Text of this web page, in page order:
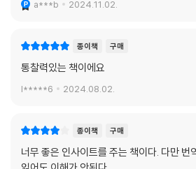
a***b 2024.11.02.
종이책 구매
통찰력있는 책이에요
l*****6 2024.08.02.
종이책 구매
너무 좋은 인사이트를 주는 책이다. 다만 번